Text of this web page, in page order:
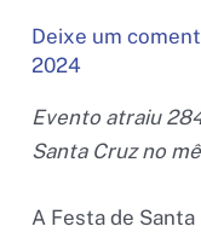
Deixe um
2024
Evento atraiu
Santa Cruz no
A Festa de